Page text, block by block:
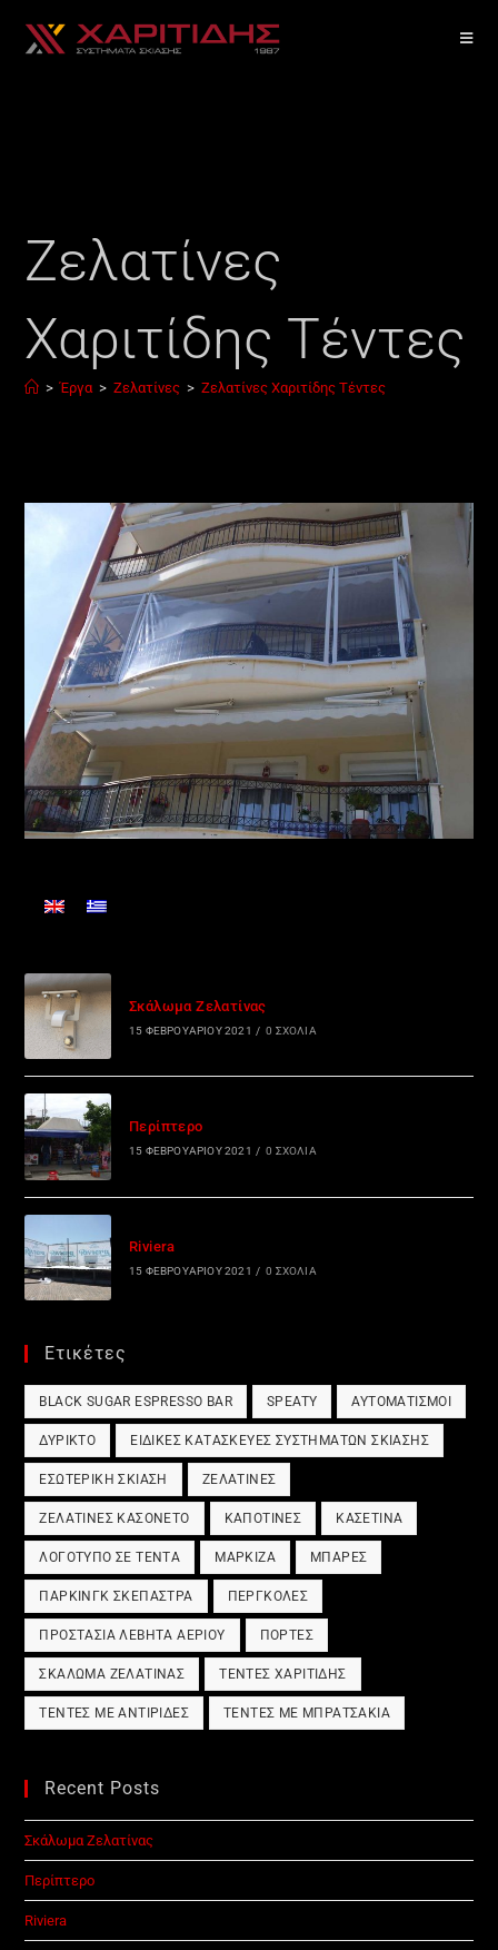
Ζελατίνες
Χαριτίδης Τέντες
> Έργα > Ζελατίνες > Ζελατίνες Χαριτίδης Τέντες
Σκάλωμα Ζελατίνας
15 ΦΕΒΡΟΥΑΡΊΟΥ 2021 / 0 ΣΧΌΛΙΑ
Περίπτερο
15 ΦΕΒΡΟΥΑΡΊΟΥ 2021 / 0 ΣΧΌΛΙΑ
Riviera
15 ΦΕΒΡΟΥΑΡΊΟΥ 2021 / 0 ΣΧΌΛΙΑ
Ετικέτες
BLACK SUGAR ESPRESSO BAR SPEATY ΑΥΤΟΜΑΤΙΣΜΟΊ
ΔΎΡΙΚΤΟ ΕΙΔΙΚΈΣ ΚΑΤΑΣΚΕΥΈΣ ΣΥΣΤΗΜΆΤΩΝ ΣΚΊΑΣΗΣ
ΕΣΩΤΕΡΙΚΉ ΣΚΊΑΣΗ ΖΕΛΑΤΊΝΕΣ
ΖΕΛΑΤΊΝΕΣ ΚΑΣΟΝΈΤΟ ΚΑΠΟΤΊΝΕΣ ΚΑΣΕΤΊΝΑ
ΛΟΓΌΤΥΠΟ ΣΕ ΤΈΝΤΑ ΜΑΡΚΊΖΑ ΜΠΆΡΕΣ
ΠΆΡΚΙΝΓΚ ΣΚΈΠΑΣΤΡΑ ΠΈΡΓΚΟΛΕΣ
ΠΡΟΣΤΑΣΊΑ ΛΈΒΗΤΑ ΑΕΡΊΟΥ ΠΌΡΤΕΣ
ΣΚΆΛΩΜΑ ΖΕΛΑΤΊΝΑΣ ΤΈΝΤΕΣ ΧΑΡΙΤΊΔΗΣ
ΤΈΝΤΕΣ ΜΕ ΑΝΤΙΡΊΔΕΣ ΤΈΝΤΕΣ ΜΕ ΜΠΡΑΤΣΆΚΙΑ
Recent Posts
Σκάλωμα Ζελατίνας
Περίπτερο
Riviera